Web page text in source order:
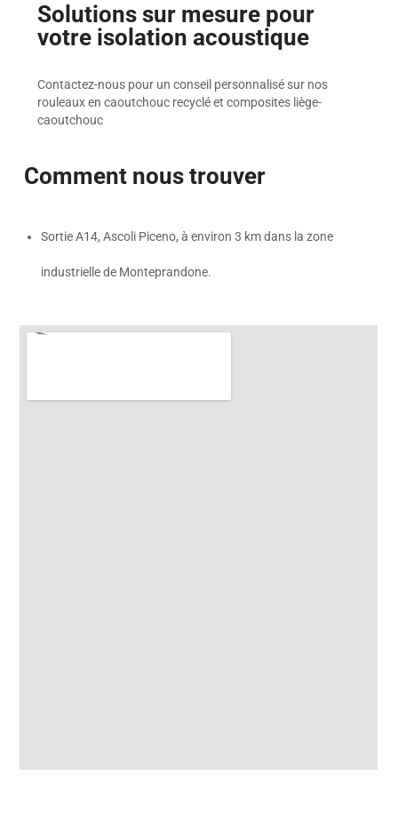
Solutions sur mesure pour
votre isolation acoustique
Contactez-nous pour un conseil personnalisé sur nos
rouleaux en caoutchouc recyclé et composites liège-
caoutchouc
Comment nous trouver
Sortie A14, Ascoli Piceno, à environ 3 km dans la zone
industrielle de Monteprandone.